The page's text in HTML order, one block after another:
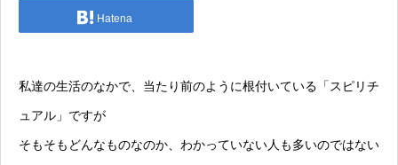
Hatena
私達の生活のなかで、当たり前のように根付いている「スピリチ
ュアル」ですが
そもそもどんなものなのか、わかっていない人も多いのではない